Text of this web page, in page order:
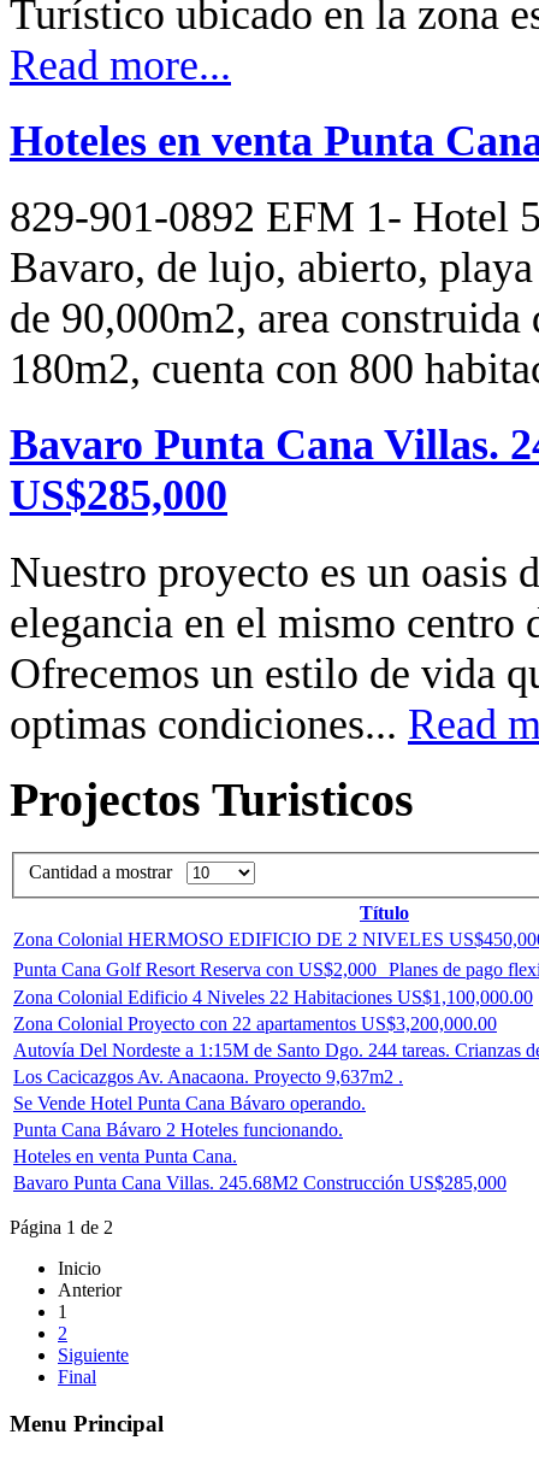
Turístico ubicado en la zona
Read more...
Hoteles en venta Punta
829-901-0892 EFM 1- Hotel
Bavaro, de lujo, abierto,
de 90,000m2, area
180m2, cuenta con 800
Bavaro Punta Cana Villas.
US$285,000
Nuestro proyecto es un oasis
elegancia en el mismo centro
Ofrecemos un estilo de vida
optimas condiciones... Read
Projectos Turisticos
Cantidad a mostrar
Título
Zona Colonial HERMOSO EDIFICIO DE 2 NIVELES
Punta Cana Golf Resort Reserva con US$2,000 Planes de pago
Zona Colonial Edificio 4 Niveles 22 Habitaciones US$1,100,000.00
Zona Colonial Proyecto con 22 apartamentos US$3,200,000.00
Autovía Del Nordeste a 1:15M de Santo Dgo. 244 tareas. Crianzas
Los Cacicazgos Av. Anacaona. Proyecto 9,637m2 .
Se Vende Hotel Punta Cana Bávaro operando.
Punta Cana Bávaro 2 Hoteles funcionando.
Hoteles en venta Punta Cana.
Bavaro Punta Cana Villas. 245.68M2 Construcción US$285,000
Página 1 de 2
Inicio
Anterior
1
2
Siguiente
Final
Menu Principal